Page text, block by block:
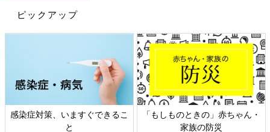
ピックアップ
赤ちゃん・
日本外来小児科学会リーフレッ
六星占術 細木かお